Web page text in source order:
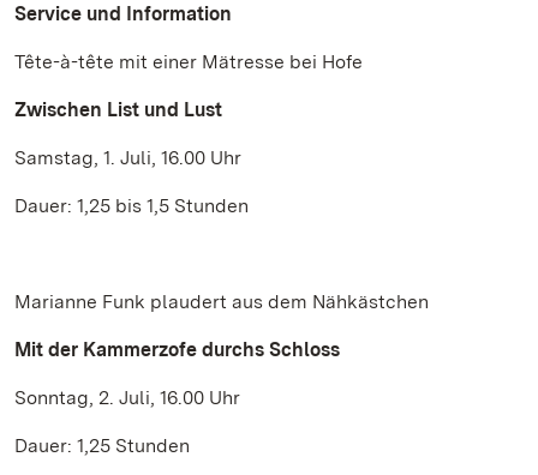
Service und Information
Tête-à-tête mit einer Mätresse bei Hofe
Zwischen List und Lust
Samstag, 1. Juli, 16.00 Uhr
Dauer: 1,25 bis 1,5 Stunden
Marianne Funk plaudert aus dem Nähkästchen
Mit der Kammerzofe durchs Schloss
Sonntag, 2. Juli, 16.00 Uhr
Dauer: 1,25 Stunden